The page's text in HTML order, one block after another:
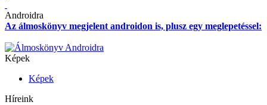
Androidra
Az álmoskönyv megjelent androidon is, plusz egy meglepetéssel:
Képek
Képek
Híreink